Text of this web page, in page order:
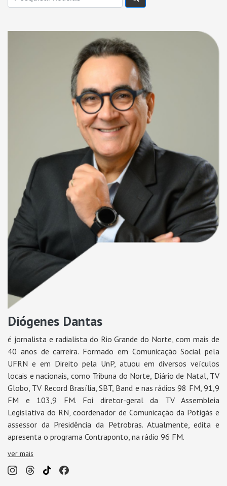
Diógenes Dantas
é jornalista e radialista do Rio Grande do Norte, com mais de
40 anos de carreira. Formado em Comunicação Social pela
UFRN e em Direito pela UnP, atuou em diversos veículos
locais e nacionais, como Tribuna do Norte, Diário de Natal, TV
Globo, TV Record Brasília, SBT, Band e nas rádios 98 FM, 91,9
FM e 103,9 FM. Foi diretor-geral da TV Assembleia
Legislativa do RN, coordenador de Comunicação da Potigás e
assessor da Presidência da Petrobras. Atualmente, edita e
apresenta o programa Contraponto, na rádio 96 FM.
ver mais